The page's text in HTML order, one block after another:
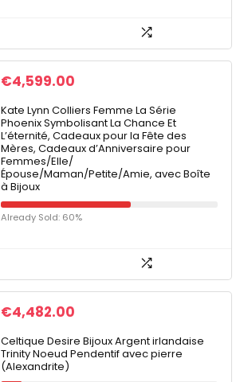
€4,599.00
Kate Lynn Colliers Femme La Série
Phoenix Symbolisant La Chance Et
L’éternité, Cadeaux pour la Fête des
Mères, Cadeaux d’Anniversaire pour
Femmes/Elle/
Épouse/Maman/Petite/Amie, avec Boîte
à Bijoux
Already Sold: 60%
€4,482.00
Celtique Desire Bijoux Argent irlandaise
Trinity Noeud Pendentif avec pierre
(Alexandrite)